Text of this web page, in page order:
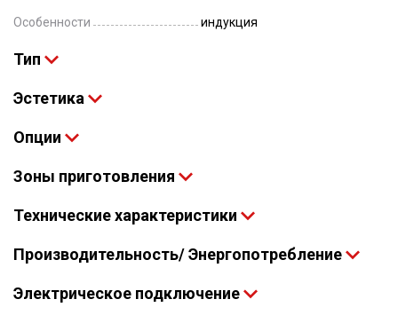
Особенности индукция
Тип
Эстетика
Опции
Зоны приготовления
Технические характеристики
Производительность/ Энергопотребление
Электрическое подключение